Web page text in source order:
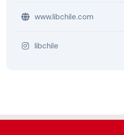
www.libchile.com
libchile